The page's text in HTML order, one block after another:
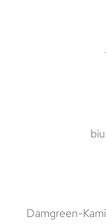
Damgreen-